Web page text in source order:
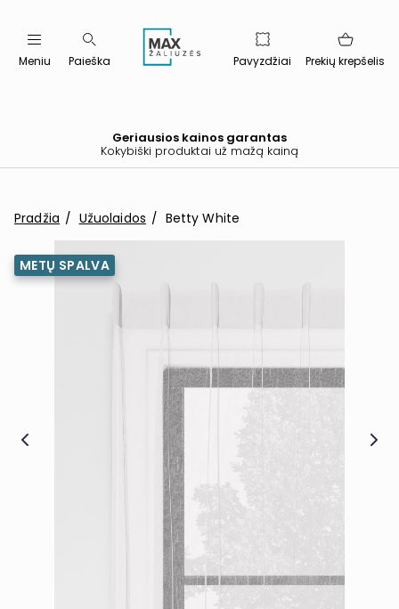
Meniu Paieška Pavyzdžiai Prekių krepšelis
Geriausios kainos garantas
Kokybiški produktai už mažą kainą
Pradžia Užuolaidos Betty White
METŲ SPALVA